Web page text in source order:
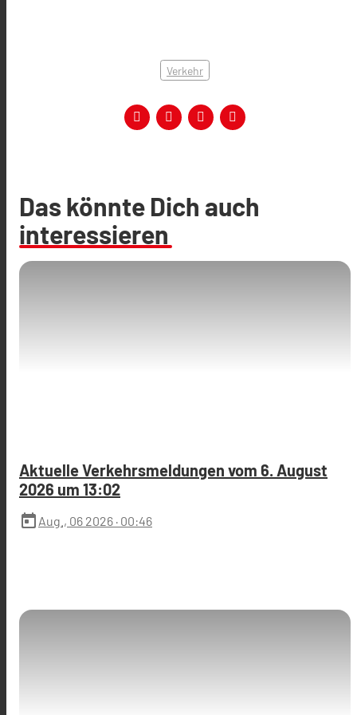
Verkehr
Das könnte Dich auch
interessieren
Aktuelle Verkehrsmeldungen vom 6. August
2026 um 13:02
today Aug., 06 2026 · 00:46